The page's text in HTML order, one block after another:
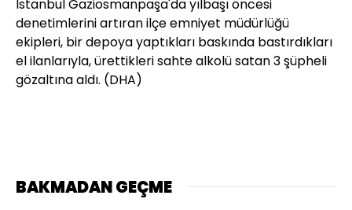
İstanbul Gaziosmanpaşa'da yılbaşı öncesi
denetimlerini artıran ilçe emniyet müdürlüğü
ekipleri, bir depoya yaptıkları baskında bastırdıkları
el ilanlarıyla, ürettikleri sahte alkolü satan 3 şüpheli
gözaltına aldı. (DHA)
BAKMADAN GEÇME